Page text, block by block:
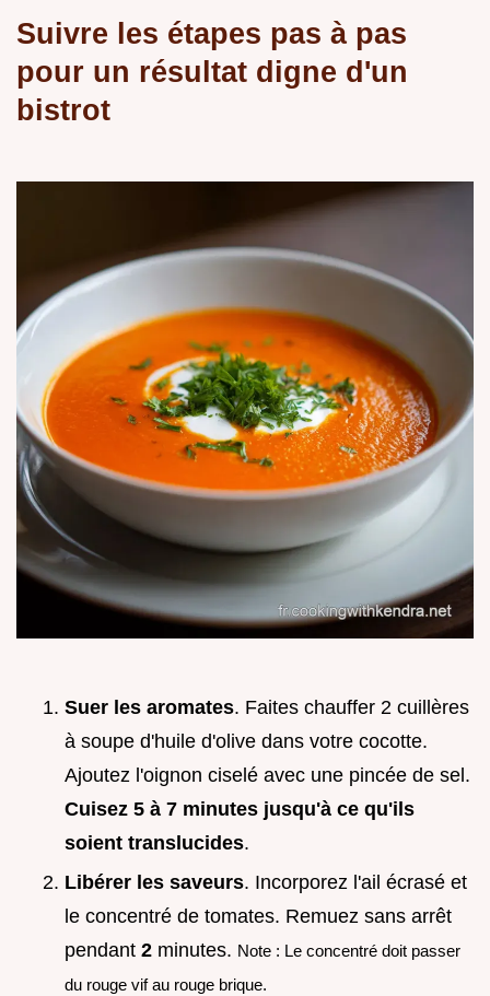
Suivre les étapes pas à pas
pour un résultat digne d'un
bistrot
Suer les aromates. Faites chauffer 2 cuillères
à soupe d'huile d'olive dans votre cocotte.
Ajoutez l'oignon ciselé avec une pincée de sel.
Cuisez 5 à 7 minutes jusqu'à ce qu'ils
soient translucides.
Libérer les saveurs. Incorporez l'ail écrasé et
le concentré de tomates. Remuez sans arrêt
pendant 2 minutes. Note : Le concentré doit passer
du rouge vif au rouge brique.